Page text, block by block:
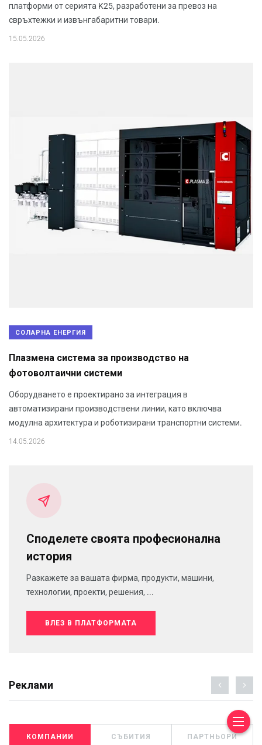
платформи от серията K25, разработени за превоз на
свръхтежки и извънгабаритни товари.
15.05.2026
СОЛАРНА ЕНЕРГИЯ
Плазмена система за производство на
фотоволтаични системи
Оборудването е проектирано за интеграция в
автоматизирани производствени линии, като включва
модулна архитектура и роботизирани транспортни системи.
14.05.2026
Споделете своята професионална
история
Разкажете за вашата фирма, продукти, машини,
технологии, проекти, решения, ...
ВЛЕЗ В ПЛАТФОРМАТА
Реклами
КОМПАНИИ СЪБИТИЯ ПАРТНЬОРИ